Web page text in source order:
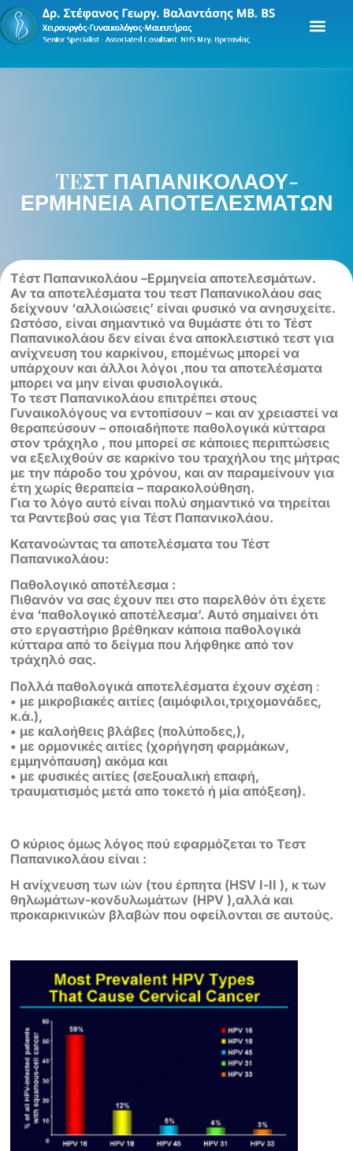
TEΣΤ ΠΑΠΑΝΙΚΟΛΑΟΥ-
ΕΡΜΗΝΕΙΑ ΑΠΟΤΕΛΕΣΜΑΤΩΝ
Tέστ Παπανικολάου –Eρμηνεία αποτελεσμάτων.
Αν τα αποτελέσματα του τεστ Παπανικολάου σας
δείχνουν ‘αλλοιώσεις’ είναι φυσικό να ανησυχείτε.
Ωστόσο, είναι σημαντικό να θυμάστε ότι το Τέστ
Παπανικολάου δεν είναι ένα αποκλειστικό τεστ για
ανίχνευση του καρκίνου, επομένως μπορεί να
υπάρχουν και άλλοι λόγοι ,που τα αποτελέσματα
μπορει να μην είναι φυσιολογικά.
Το τεστ Παπανικολάου επιτρέπει στους
Γυναικολόγους να εντοπίσουν – και αν χρειαστεί να
θεραπεύσουν – οποιαδήποτε παθολογικά κύτταρα
στον τράχηλο , που μπορεί σε κάποιες περιπτώσεις
να εξελιχθούν σε καρκίνο του τραχήλου της μήτρας
με την πάροδο του χρόνου, και αν παραμείνουν για
έτη χωρίς θεραπεία – παρακολούθηση.
Για το λόγο αυτό είναι πολύ σημαντικό να τηρείται
τα Ραντεβού σας για Τέστ Παπανικολάου.
Κατανοώντας τα αποτελέσματα του Τέστ
Παπανικολάου:
Παθολογικό αποτέλεσμα :
Πιθανόν να σας έχουν πει στο παρελθόν ότι έχετε
ένα ‘παθολογικό αποτέλεσμα’. Αυτό σημαίνει ότι
στο εργαστήριο βρέθηκαν κάποια παθολογικά
κύτταρα από το δείγμα που λήφθηκε από τον
τράχηλό σας.
Πολλά παθολογικά αποτελέσματα έχουν σχέση :
• με μικροβιακές αιτίες (αιμόφιλοι,τριχομονάδες,
κ.ά.),
• με καλοήθεις βλάβες (πολύποδες,),
• με ορμονικές αιτίες (χορήγηση φαρμάκων,
εμμηνόπαυση) ακόμα και
• με φυσικές αιτίες (σεξουαλική επαφή,
τραυματισμός μετά απο τοκετό ή μία απόξεση).
Ο κύριος όμως λόγος πού εφαρμόζεται το Τεστ
Παπανικολάου είναι :
H ανίχνευση των ιών (του έρπητα (HSV Ι-ΙΙ ), κ των
θηλωμάτων-κονδυλωμάτων (HPV ),αλλά και
προκαρκινικών βλαβών που οφείλονται σε αυτούς.